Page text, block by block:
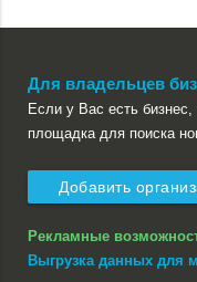
Для владельцев
Если у Вас есть
площадка для поиска
Добавить
Рекламные
Выгрузка данных для